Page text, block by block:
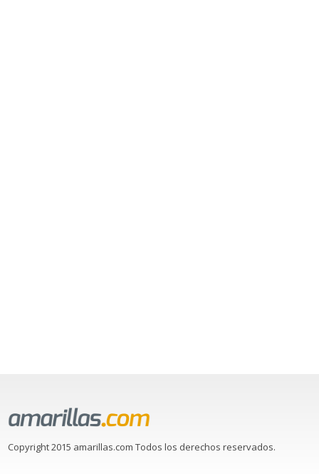
Copyright 2015 amarillas.com Todos los derechos reservados.